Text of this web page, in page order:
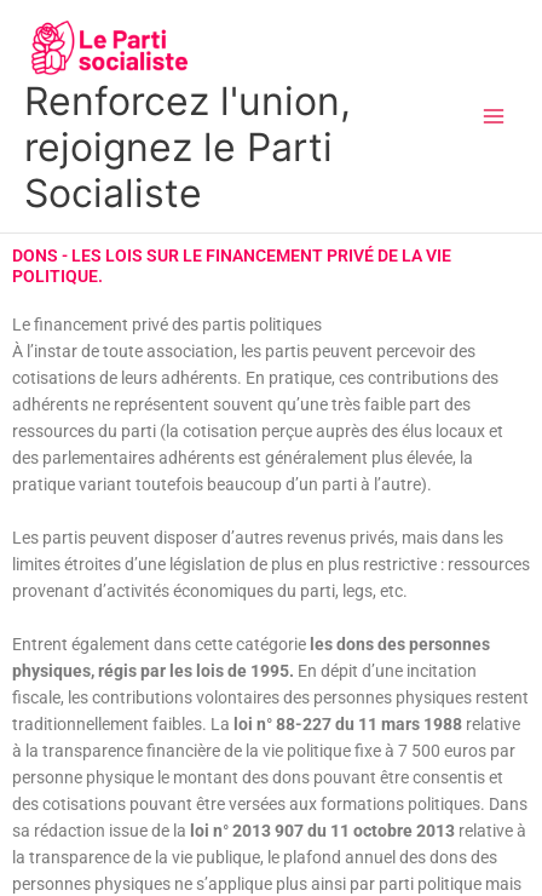
contenu
Renforcez l'union,
rejoignez le Parti
Socialiste
DONS - LES LOIS SUR LE FINANCEMENT PRIVÉ DE LA VIE
POLITIQUE.
Le financement privé des partis politiques
À l’instar de toute association, les partis peuvent percevoir des
cotisations de leurs adhérents. En pratique, ces contributions des
adhérents ne représentent souvent qu’une très faible part des
ressources du parti (la cotisation perçue auprès des élus locaux et
des parlementaires adhérents est généralement plus élevée, la
pratique variant toutefois beaucoup d’un parti à l’autre).
Les partis peuvent disposer d’autres revenus privés, mais dans les
limites étroites d’une législation de plus en plus restrictive : ressources
provenant d’activités économiques du parti, legs, etc.
Entrent également dans cette catégorie les dons des personnes
physiques, régis par les lois de 1995. En dépit d’une incitation
fiscale, les contributions volontaires des personnes physiques restent
traditionnellement faibles. La loi n° 88-227 du 11 mars 1988 relative
à la transparence financière de la vie politique fixe à 7 500 euros par
personne physique le montant des dons pouvant être consentis et
des cotisations pouvant être versées aux formations politiques. Dans
sa rédaction issue de la loi n° 2013 907 du 11 octobre 2013 relative à
la transparence de la vie publique, le plafond annuel des dons des
personnes physiques ne s’applique plus ainsi par parti politique mais